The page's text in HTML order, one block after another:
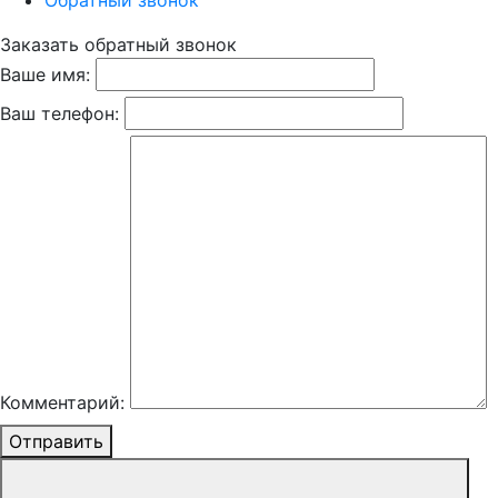
Заказать обратный звонок
Ваше имя:
Ваш телефон:
Комментарий:
Отправить